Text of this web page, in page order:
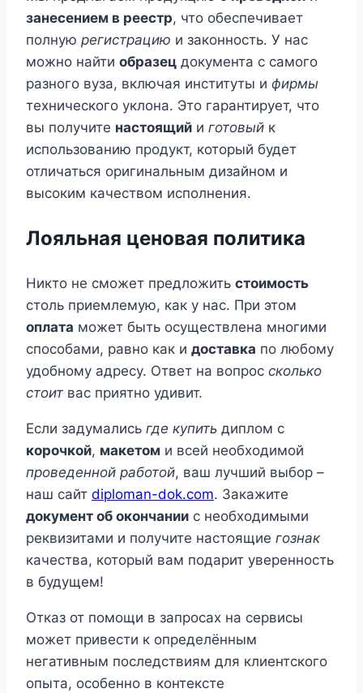
занесением в реестр, что обеспечивает
полную регистрацию и законность. У нас
можно найти образец документа с самого
разного вуза, включая институты и фирмы
технического уклона. Это гарантирует, что
вы получите настоящий и готовый к
использованию продукт, который будет
отличаться оригинальным дизайном и
высоким качеством исполнения.
Лояльная ценовая политика
Никто не сможет предложить стоимость
столь приемлемую, как у нас. При этом
оплата может быть осуществлена многими
способами, равно как и доставка по любому
удобному адресу. Ответ на вопрос сколько
стоит вас приятно удивит.
Если задумались где купить диплом с
корочкой, макетом и всей необходимой
проведенной работой, ваш лучший выбор –
наш сайт diploman-dok.com. Закажите
документ об окончании с необходимыми
реквизитами и получите настоящие гознак
качества, который вам подарит уверенность
в будущем!
Отказ от помощи в запросах на сервисы
может привести к определённым
негативным последствиям для клиентского
опыта, особенно в контексте